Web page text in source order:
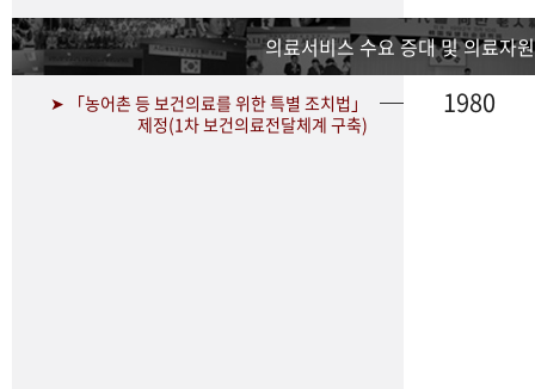
의료서비스 수요 증대 및 의료자
➤ 「농어촌 등 보건의료를 위한 특별 조치법」
제정(1차 보건의료전달체계 구축)
1980